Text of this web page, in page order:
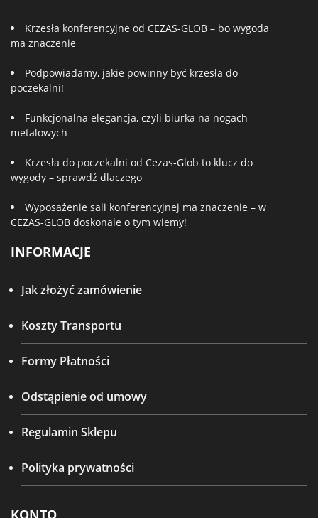
Krzesła konferencyjne od CEZAS-GLOB – bo wygoda
ma znaczenie
Podpowiadamy, jakie powinny być krzesła do
poczekalni!
Funkcjonalna elegancja, czyli biurka na nogach
metalowych
Krzesła do poczekalni od Cezas-Glob to klucz do
wygody – sprawdź dlaczego
Wyposażenie sali konferencyjnej ma znaczenie – w
CEZAS-GLOB doskonale o tym wiemy!
INFORMACJE
Jak złożyć zamówienie
Koszty Transportu
Formy Płatności
Odstąpienie od umowy
Regulamin Sklepu
Polityka prywatności
KONTO